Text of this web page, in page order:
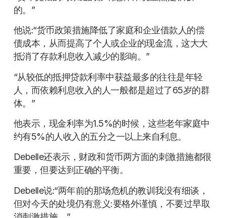
的。”
他说:“货币政策措施降低了家庭和企业借款人的偿
债成本，从而提高了个人或企业的现金流，这大大
抵消了存款利息收入减少的影响。”
“从较低的抵押贷款利率中获益最多的往往是年轻
人，而依赖利息收入的人一般都是超过了65岁的群
体。”
他表示，现金利率为1.5%的时候，这些老年家庭中
约有5%的人收入的五分之一以上来自利息。
Debelle还表示，财政和货币两方面的刺激措施都很
重要，但要达到正确的平衡。
Debelle说:“两年前的那场危机的教训我没有细谈，
但对今天的处境仍有意义:要格外谨慎，不要过早取